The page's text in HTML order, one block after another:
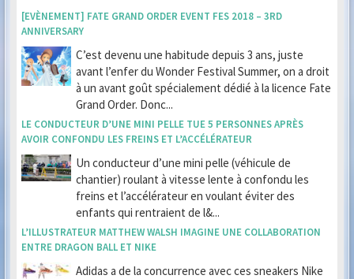
[EVÈNEMENT] FATE GRAND ORDER EVENT FES 2018 – 3RD
ANNIVERSARY
C’est devenu une habitude depuis 3 ans, juste
avant l’enfer du Wonder Festival Summer, on a droit
à un avant goût spécialement dédié à la licence Fate
Grand Order. Donc...
LE CONDUCTEUR D’UNE MINI PELLE TUE 5 PERSONNES APRÈS
AVOIR CONFONDU LES FREINS ET L’ACCÉLÉRATEUR
Un conducteur d’une mini pelle (véhicule de
chantier) roulant à vitesse lente à confondu les
freins et l’accélérateur en voulant éviter des
enfants qui rentraient de l&...
L’ILLUSTRATEUR MATTHEW WALSH IMAGINE UNE COLLABORATION
ENTRE DRAGON BALL ET NIKE
Adidas a de la concurrence avec ces sneakers Nike